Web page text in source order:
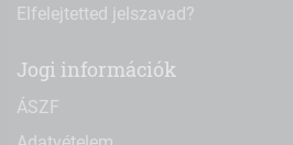
Elfelejtetted jelszavad?
Jogi információk
ÁSZF